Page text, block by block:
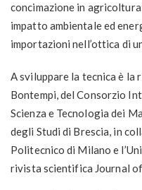
concimazione in
impatto ambientale ed
importazioni nell’ottica di
A sviluppare la tecnica è la
Bontempi, del Consorzio
Scienza e Tecnologia dei
degli Studi di Brescia, in
Politecnico di Milano e
rivista scientifica Journal